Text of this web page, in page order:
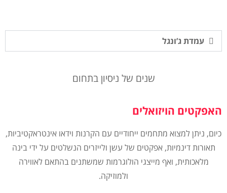
עמדת ג’ונגל
שנים של ניסיון בתחום
האפקטים הויזואלים
כיום, ניתן למצוא מתחמים ייחודיים עם הקרנות וידאו אינטראקטיביות,
תאורות דינמיות, אפקטים של עשן ולייזרים הנשלטים על ידי בינה
מלאכותית, ואף מייצגי הולוגרמות שמשתנים בהתאם לאווירה
ולמוזיקה.